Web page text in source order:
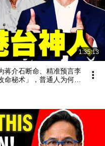
1:35:13
蒋介石断命、精准预言李
秘术」，普通人为何忙
无广告合集[She's